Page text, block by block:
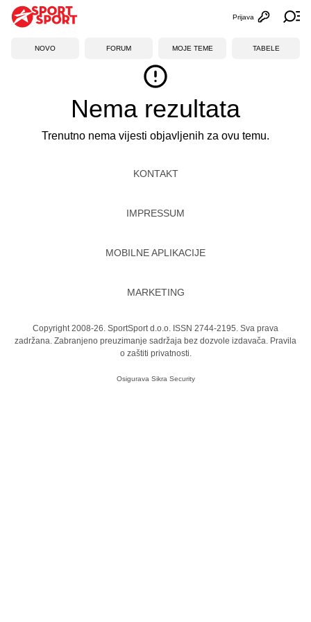
Otvori
Prijava
NOVO FORUM MOJE TEME TABELE
Nema rezultata
Trenutno nema vijesti objavljenih za ovu temu.
KONTAKT
IMPRESSUM
MOBILNE APLIKACIJE
MARKETING
Copyright 2008-26. SportSport d.o.o. ISSN 2744-2195. Sva prava
zadržana. Zabranjeno preuzimanje sadržaja bez dozvole izdavača. Pravila
o zaštiti privatnosti.
Osigurava Sikra Security